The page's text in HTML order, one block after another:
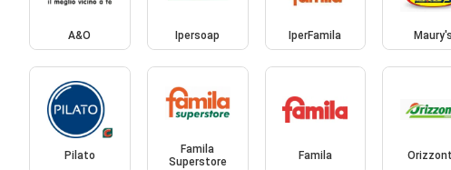
A&O Ipersoap IperFamila Maury's
Pilato
Famila
Superstore
Famila